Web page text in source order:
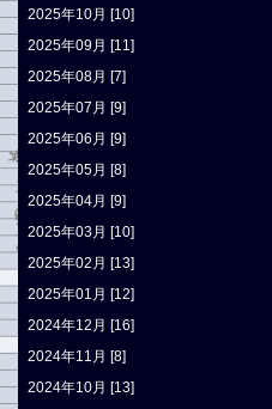
2025年10月 [10]
2025年09月 [11]
2025年08月 [7]
2025年07月 [9]
2025年06月 [9]
2025年05月 [8]
2025年04月 [9]
2025年03月 [10]
2025年02月 [13]
2025年01月 [12]
2024年12月 [16]
2024年11月 [8]
2024年10月 [13]